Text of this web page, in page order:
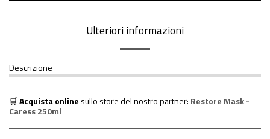
Ulteriori informazioni
Descrizione
🛒Acquista online sullo store del nostro partner: Restore Mask -
Caress 250ml